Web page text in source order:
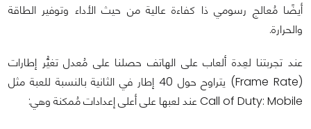
أيضًا مُعالج رسومي ذا كفاءة عالية من حيث الأداء وتوفير الطاقة
والحرارة.
عند تجربتنا لعِدة ألعاب على الهاتف حصلنا على مُعدل تغيُّر إطارات
(Frame Rate) يتراوح حول 40 إطار في الثانية بالنسبة للعبة مثل
Call of Duty: Mobile عند لعبها على أعلى إعدادات مُمكنة وهي: